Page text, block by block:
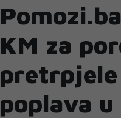
KM za
poplava